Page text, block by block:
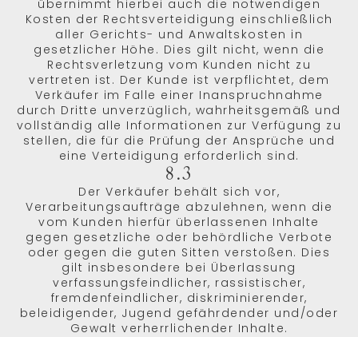
übernimmt hierbei auch die notwendigen
Kosten der Rechtsverteidigung einschließlich
aller Gerichts- und Anwaltskosten in
gesetzlicher Höhe. Dies gilt nicht, wenn die
Rechtsverletzung vom Kunden nicht zu
vertreten ist. Der Kunde ist verpflichtet, dem
Verkäufer im Falle einer Inanspruchnahme
durch Dritte unverzüglich, wahrheitsgemäß und
vollständig alle Informationen zur Verfügung zu
stellen, die für die Prüfung der Ansprüche und
eine Verteidigung erforderlich sind.
8.3
Der Verkäufer behält sich vor,
Verarbeitungsaufträge abzulehnen, wenn die
vom Kunden hierfür überlassenen Inhalte
gegen gesetzliche oder behördliche Verbote
oder gegen die guten Sitten verstoßen. Dies
gilt insbesondere bei Überlassung
verfassungsfeindlicher, rassistischer,
fremdenfeindlicher, diskriminierender,
beleidigender, Jugend gefährdender und/oder
Gewalt verherrlichender Inhalte.